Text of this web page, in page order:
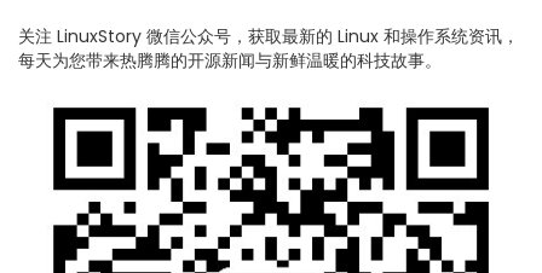
关注 LinuxStory 微信公众号，获取最新的 Linux 和操作系统资讯，
每天为您带来热腾腾的开源新闻与新鲜温暖的科技故事。